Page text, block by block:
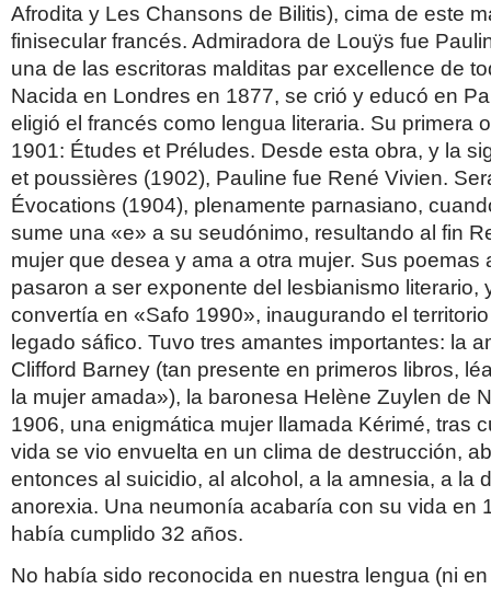
Afrodita y Les Chansons de Bilitis), cima de este
finisecular francés. Admiradora de Louÿs fue
una de las escritoras malditas par excellence de
Nacida en Londres en 1877, se crió y educó en
eligió el francés como lengua literaria. Su primera
1901: Études et Préludes. Desde esta obra, y la
et poussières (1902), Pauline fue René Vivien.
Évocations (1904), plenamente parnasiano,
sume una «e» a su seudónimo, resultando al fin
mujer que desea y ama a otra mujer. Sus poemas
pasaron a ser exponente del lesbianismo literario,
convertía en «Safo 1990», inaugurando el
legado sáfico. Tuvo tres amantes importantes: la
Clifford Barney (tan presente en primeros libros,
la mujer amada»), la baronesa Helène Zuylen de
1906, una enigmática mujer llamada Kérimé, tras
vida se vio envuelta en un clima de destrucción,
entonces al suicidio, al alcohol, a la amnesia, a la
anorexia. Una neumonía acabaría con su vida en
había cumplido 32 años.
No había sido reconocida en nuestra lengua (ni